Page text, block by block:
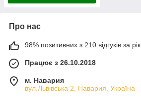
Про нас
98% позитивних з 210 відгуків за рік
Працює з 26.10.2018
м. Навария
вул.Львівська 2, Навария, Україна